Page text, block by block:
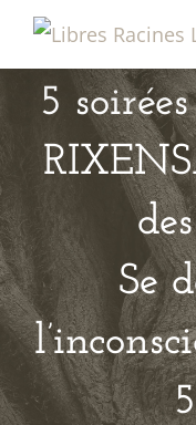
Passer
contenu
5
Se